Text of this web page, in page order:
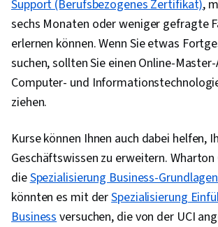
Support (Berufsbezogenes Zertifikat),
sechs Monaten oder weniger gefragte
erlernen können. Wenn Sie etwas
suchen, sollten Sie einen Online-Master-
Computer- und
ziehen.
Kurse können Ihnen auch dabei helfen,
Geschäftswissen zu erweitern.
dieSpezialisierung Business-Grundlagen
könnten es mit derSpezialisierung
Businessversuchen, die von der UCI